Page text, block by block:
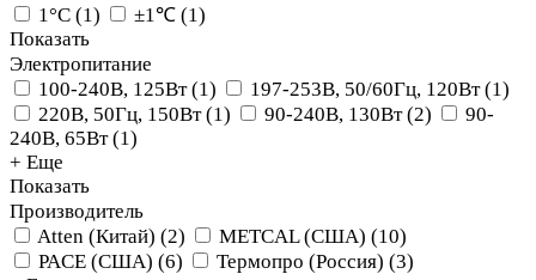
1°C (1) ±1℃ (1)
Показать
Электропитание
100-240В, 125Вт(1) 197-253В, 50/60Гц, 120Вт(1)
220В, 50Гц, 150Вт(1) 90-240В, 130Вт(2)
90-
240В, 65Вт(1)
+ Еще
Показать
Производитель
Atten (Китай) (2) METCAL (США) (10)
PACE (США) (6) Термопро (Россия) (3)